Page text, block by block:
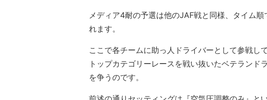
メディア4耐の予選は他のJAF戦と同様、タイム
れます。
ここで各チームに助っ人ドライバーとして参戦し
トップカテゴリーレースを戦い抜いたベテランド
を争うのです。